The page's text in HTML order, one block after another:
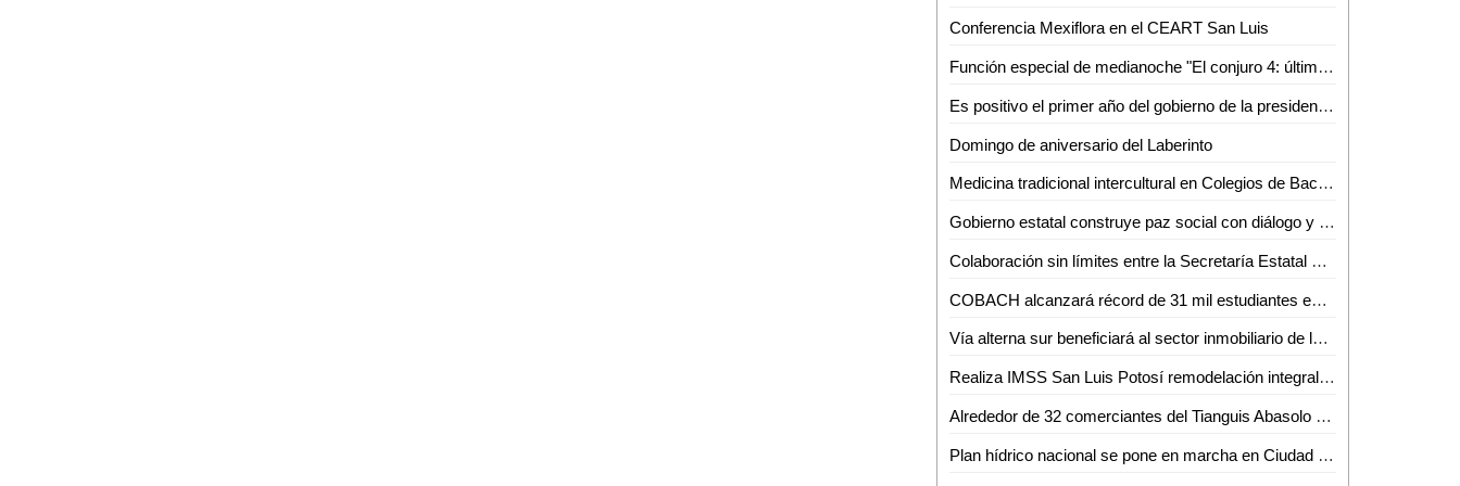
Conferencia Mexiflora en el CEART San Luis
Función especial de medianoche "El conjuro 4: últimos ritos" en cineteca Alameda
Es positivo el primer año del gobierno de la presidenta Claudia Sheinbaum Pardo: hay estabilidad económica
Domingo de aniversario del Laberinto
Medicina tradicional intercultural en Colegios de Bachilleres
Gobierno estatal construye paz social con diálogo y participación ciudadana
Colaboración sin límites entre la Secretaría Estatal de Seguridad y la ONU: Jesús Juárez Hernández
COBACH alcanzará récord de 31 mil estudiantes este ciclo escolar
Vía alterna sur beneficiará al sector inmobiliario de la zona: AMPI
Realiza IMSS San Luis Potosí remodelación integral en unidades médicas de la zona huasteca
Alrededor de 32 comerciantes del Tianguis Abasolo se instalarán en la Hidalgo el 15 de septiembre
Plan hídrico nacional se pone en marcha en Ciudad Valles; buscan sanear río y garantizar agua de calidad